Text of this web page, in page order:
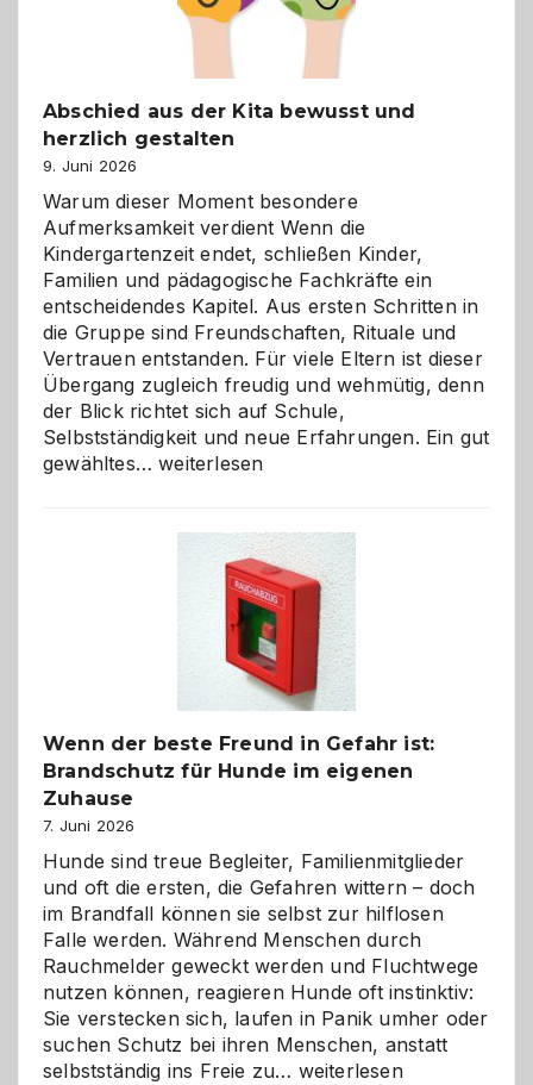
Abschied aus der Kita bewusst und
herzlich gestalten
9. Juni 2026
Warum dieser Moment besondere
Aufmerksamkeit verdient Wenn die
Kindergartenzeit endet, schließen Kinder,
Familien und pädagogische Fachkräfte ein
entscheidendes Kapitel. Aus ersten Schritten in
die Gruppe sind Freundschaften, Rituale und
Vertrauen entstanden. Für viele Eltern ist dieser
Übergang zugleich freudig und wehmütig, denn
der Blick richtet sich auf Schule,
Selbstständigkeit und neue Erfahrungen. Ein gut
gewähltes…Abschied
bewusst
herzlich
gestalten
weiterlesen
Wenn der beste Freund in Gefahr ist:
Brandschutz für Hunde im eigenen
Zuhause
7. Juni 2026
Hunde sind treue Begleiter, Familienmitglieder
und oft die ersten, die Gefahren wittern – doch
im Brandfall können sie selbst zur hilflosen
Falle werden. Während Menschen durch
Rauchmelder geweckt werden und Fluchtwege
nutzen können, reagieren Hunde oft instinktiv:
Sie verstecken sich, laufen in Panik umher oder
suchen Schutz bei ihren Menschen, anstatt
selbstständig ins Freie zu… Wenn
weiterlesen